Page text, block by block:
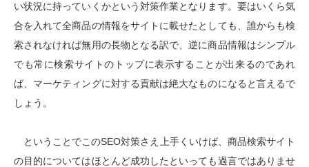
い状況に持っていくかという対策作業となります。要はいくら気
合を入れて全商品の情報をサイトに載せたとしても、誰からも検
索されなければ無用の長物となる訳で、逆に商品情報はシンプル
でも常に検索サイトのトップに表示することが出来るのであれ
ば、マーケティングに対する貢献は絶大なものになると言えるで
しょう。
ということでこのSEO対策さえ上手くいけば、商品検索サイト
の目的についてはほとんど成功したといっても過言ではありませ